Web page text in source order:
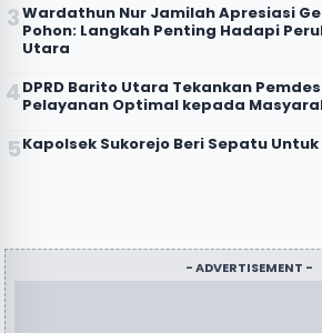
Wardathun Nur Jamilah Apresiasi
Pohon: Langkah Penting Hadapi
Utara
DPRD Barito Utara Tekankan
Pelayanan Optimal kepada
Kapolsek Sukorejo Beri Sepatu
- ADVERTISEMENT -